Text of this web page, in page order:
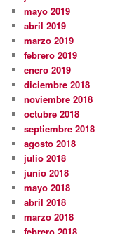
mayo 2019
abril 2019
marzo 2019
febrero 2019
enero 2019
diciembre 2018
noviembre 2018
octubre 2018
septiembre 2018
agosto 2018
julio 2018
junio 2018
mayo 2018
abril 2018
marzo 2018